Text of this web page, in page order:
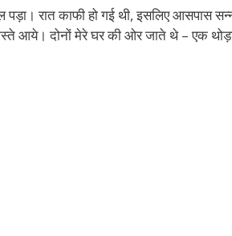
रात काफी हो गई थी, इसलिए आसपास
आये। दोनों मेरे घर की ओर जाते थे – एक